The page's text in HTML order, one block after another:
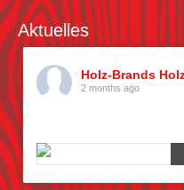
Aktuelles
Holz-Brands
2 months ago